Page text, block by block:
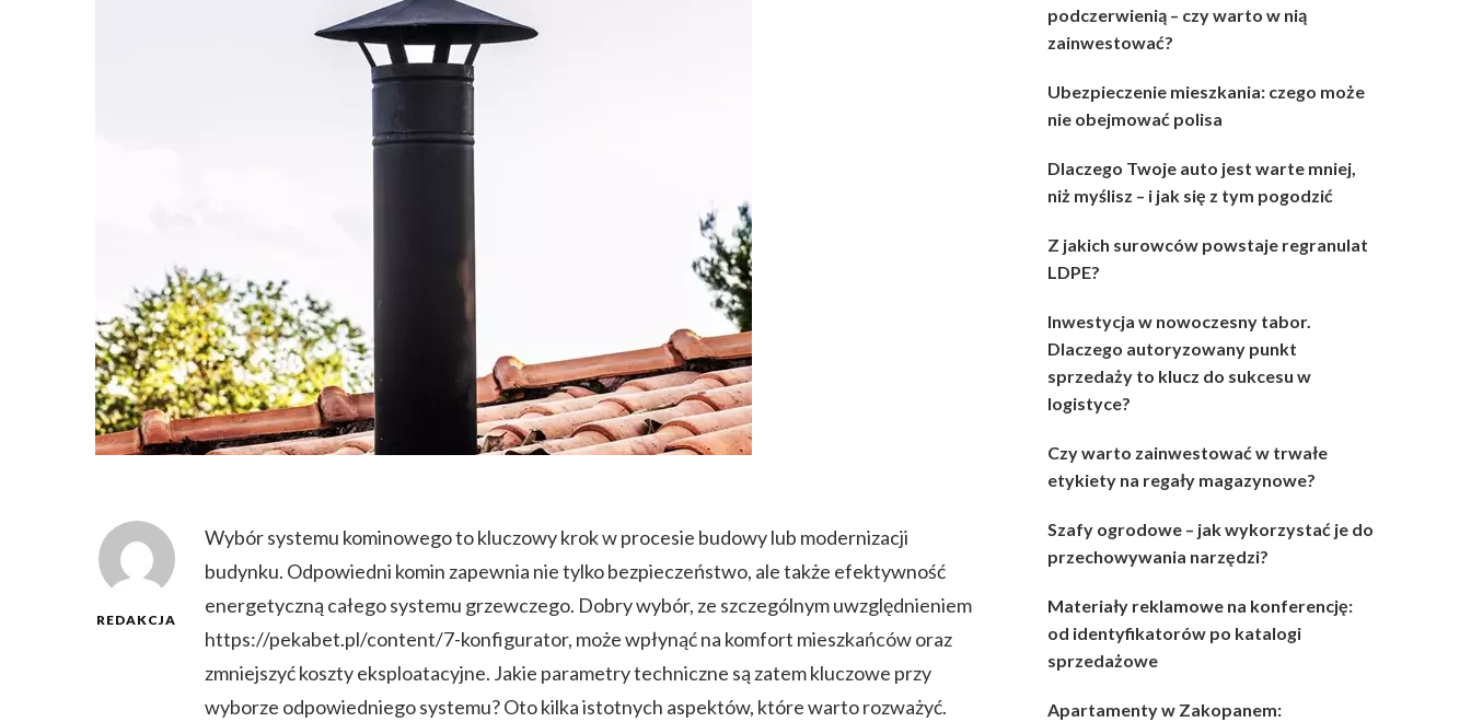
REDAKCJA
Wybór systemu kominowego to kluczowy krok w procesie budowy lub modernizacji
budynku. Odpowiedni komin zapewnia nie tylko bezpieczeństwo, ale także efektywność
energetyczną całego systemu grzewczego. Dobry wybór, ze szczególnym uwzględnieniem
https://pekabet.pl/content/7-konfigurator, może wpłynąć na komfort mieszkańców oraz
zmniejszyć koszty eksploatacyjne. Jakie parametry techniczne są zatem kluczowe przy
wyborze odpowiedniego systemu? Oto kilka istotnych aspektów, które warto rozważyć.
podczerwienią – czy warto w nią
zainwestować?
Ubezpieczenie mieszkania: czego może
nie obejmować polisa
Dlaczego Twoje auto jest warte mniej,
niż myślisz – i jak się z tym pogodzić
Z jakich surowców powstaje regranulat
LDPE?
Inwestycja w nowoczesny tabor.
Dlaczego autoryzowany punkt
sprzedaży to klucz do sukcesu w
logistyce?
Czy warto zainwestować w trwałe
etykiety na regały magazynowe?
Szafy ogrodowe – jak wykorzystać je do
przechowywania narzędzi?
Materiały reklamowe na konferencję:
od identyfikatorów po katalogi
sprzedażowe
Apartamenty w Zakopanem: